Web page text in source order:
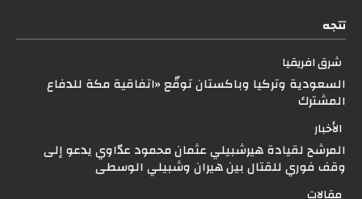
تتجه
شرق افريقيا
السعودية وتركيا وباكستان توقّع «اتفاقية مكة للدفاع
المشترك
الأخبار
المرشح لقيادة هيرشبيلي عثمان محمود عدّاوي يدعو إلى
وقف فوري للقتال بين هيران وشبيلي الوسطى